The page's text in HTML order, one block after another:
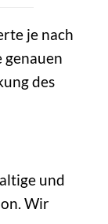
je nach
genauen
des
und
Wir